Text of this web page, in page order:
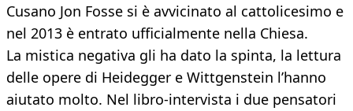
Cusano Jon Fosse si è avvicinato al cattolicesimo e
nel 2013 è entrato ufficialmente nella Chiesa.
La mistica negativa gli ha dato la spinta, la lettura
delle opere di Heidegger e Wittgenstein l’hanno
aiutato molto. Nel libro-intervista i due pensatori